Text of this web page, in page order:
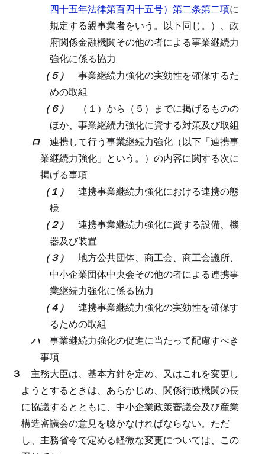
四十五年法律第百四十五号）第二条第二項に
規定する親事業者をいう。以下同じ。）、政
府関係金融機関その他の者による事業継続力
強化に係る協力
（５） 事業継続力強化の実効性を確保するた
めの取組
（６）
（１）から（５）までに掲げるものの
ほか、事業継続力強化に資する対策及び取組
ロ 連携して行う事業継続力強化（以下「連携事
業継続力強化」という。）の内容に関する次に
掲げる事項
（１） 連携事業継続力強化における連携の態
様
（２） 連携事業継続力強化に資する設備、機
器及び装置
（３） 地方公共団体、商工会、商工会議所、
中小企業団体中央会その他の者による連携事
業継続力強化に係る協力
（４） 連携事業継続力強化の実効性を確保す
るための取組
ハ 事業継続力強化の促進に当たって配慮すべき
事項
３ 主務大臣は、基本方針を定め、又はこれを変更し
ようとするときは、あらかじめ、関係行政機関の長
に協議するとともに、中小企業政策審議会及び産業
構造審議会の意見を聴かなければならない。 ただ
し、主務省令で定める軽微な変更については、この